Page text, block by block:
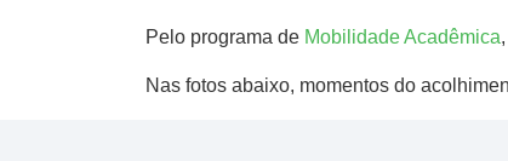
Pelo programa de Mobilidade Acadêmica
Nas fotos abaixo, momentos do